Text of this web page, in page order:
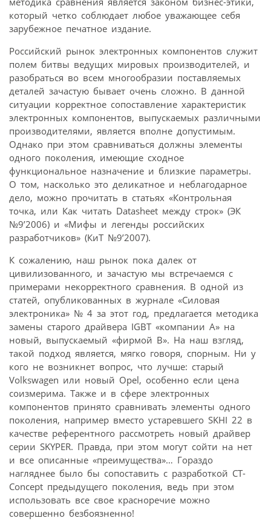
который четко соблюдает любое уважающее себя
зарубежное печатное издание.
Российский рынок электронных компонентов служит
полем битвы ведущих мировых производителей, и
разобраться во всем многообразии поставляемых
деталей зачастую бывает очень сложно. В данной
ситуации корректное сопоставление характеристик
электронных компонентов, выпускаемых различными
производителями, является вполне допустимым.
Однако при этом сравниваться должны элементы
одного поколения, имеющие сходное
функциональное назначение и близкие параметры.
О том, насколько это деликатное и неблагодарное
дело, можно прочитать в статьях «Контрольная
точка, или Как читать Datasheet между строк» (ЭК
№9’2006) и «Мифы и легенды российских
разработчиков» (КиТ №9’2007).
К сожалению, наш рынок пока далек от
цивилизованного, и зачастую мы встречаемся с
примерами некорректного сравнения. В одной из
статей, опубликованных в журнале «Силовая
электроника» № 4 за этот год, предлагается методика
замены старого драйвера IGBT «компании А» на
новый, выпускаемый «фирмой В». На наш взгляд,
такой подход является, мягко говоря, спорным. Ни у
кого не возникнет вопрос, что лучше: старый
Volkswagen или новый Opel, особенно если цена
соизмерима. Также и в сфере электронных
компонентов принято сравнивать элементы одного
поколения, например вместо устаревшего SKHI 22 в
качестве референтного рассмотреть новый драйвер
серии SKYPER. Правда, при этом могут сойти на нет
и все описанные «преимущества»… Гораздо
нагляднее было бы сопоставить с разработкой CT-
Concept предыдущего поколения, ведь при этом
использовать все свое красноречие можно
совершенно безбоязненно!